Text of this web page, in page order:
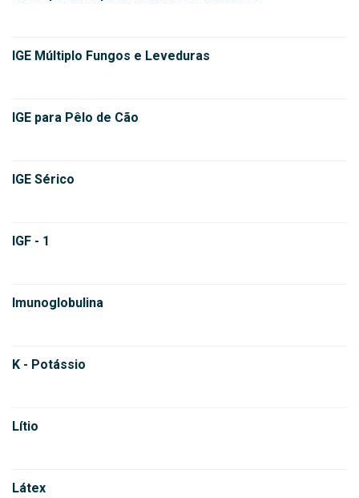
IGE Múltiplo Fungos e Leveduras
IGE para Pêlo de Cão
IGE Sérico
IGF - 1
Imunoglobulina
K - Potássio
Lítio
Látex